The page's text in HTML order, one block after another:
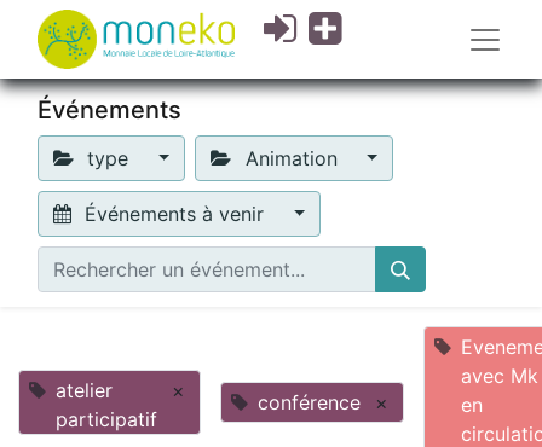
Événements
type Animation
Événements à venir
atelier
participatif
× conférence ×
avec Mk
en